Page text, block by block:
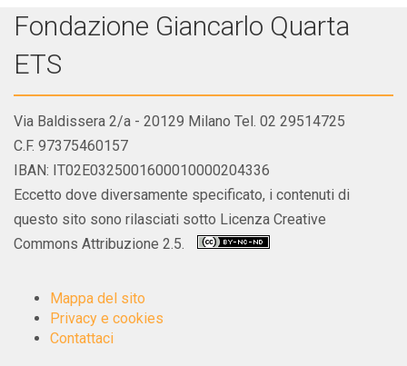
Fondazione Giancarlo Quarta
ETS
Via Baldissera 2/a - 20129 Milano Tel. 02 29514725
C.F. 97375460157
IBAN: IT02E0325001600010000204336
Eccetto dove diversamente specificato, i contenuti di
questo sito sono rilasciati sotto Licenza Creative
Commons Attribuzione 2.5.
Mappa del sito
Privacy e cookies
Contattaci